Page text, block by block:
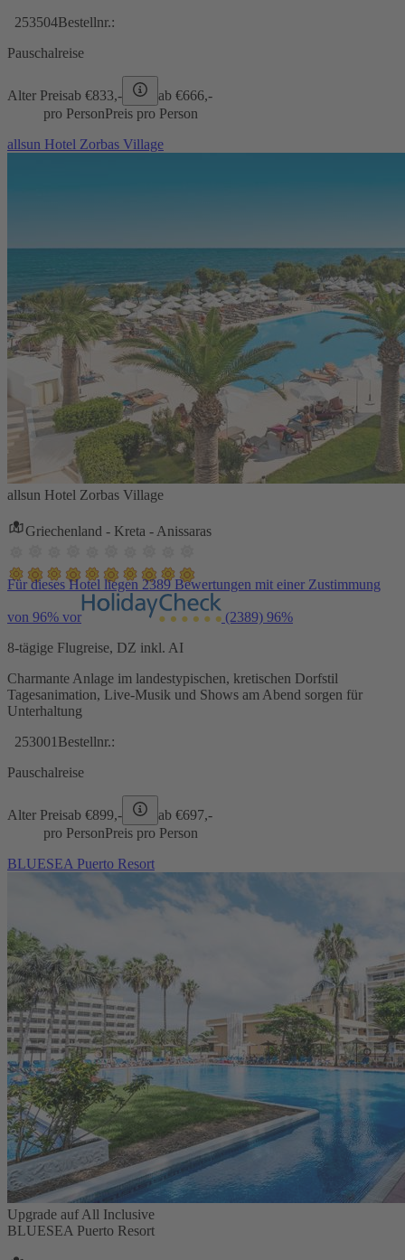
253504Bestellnr.:
Pauschalreise
Alter Preisab €833,- ab €666,-
pro PersonPreis pro Person
allsun Hotel Zorbas Village
allsun Hotel Zorbas Village
Griechenland - Kreta - Anissaras
Für dieses Hotel liegen 2389 Bewertungen mit einer Zustimmung
von 96% vor (2389) 96%
8-tägige Flugreise, DZ inkl. AI
Charmante Anlage im landestypischen, kretischen Dorfstil
Tagesanimation, Live-Musik und Shows am Abend sorgen für
Unterhaltung
253001 Bestellnr.:
Pauschalreise
Alter Preisab €899,- ab €697,-
pro PersonPreis pro Person
BLUESEA Puerto Resort
Upgrade auf All Inclusive
BLUESEA Puerto Resort